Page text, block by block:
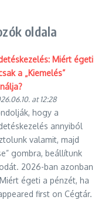
oldala
Miért égeti
a „Kiemelés”
at 12:28
hogy a
annyiból
valamit, majd
gombra, beállítunk
2026-ban azonban
égeti a pénzét, ha
first on Cégtár.